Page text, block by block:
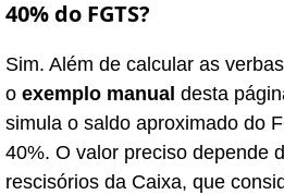
40% do FGTS?
Sim. Além de calcular as
o exemplo manual desta
simula o saldo aproximado do
40%. O valor preciso depende
rescisórios da Caixa, que